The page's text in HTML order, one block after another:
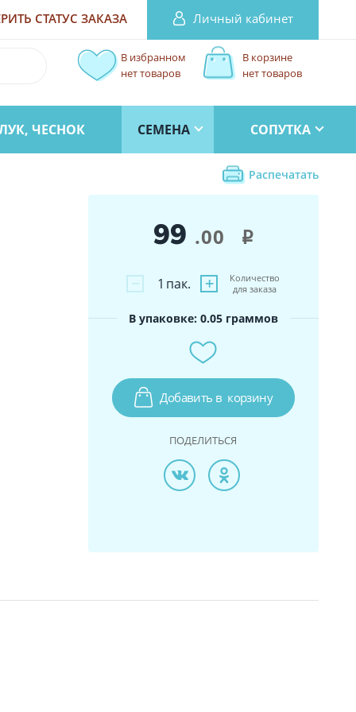
СТАТУС ЗАКАЗА Личный кабинет
В корзине
нет товаров
В избранном
нет товаров
ЧЕСНОК СЕМЕНА СОПУТКА
Распечатать
99 .00 i
− +
1 пак.
Количество
для заказа
В упаковке: 0.05 граммов
Добавить в корзину
ПОДЕЛИТЬСЯ